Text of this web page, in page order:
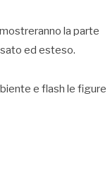
la parte
ed esteso.
e flash le figure